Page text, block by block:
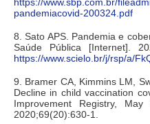
pandemiacovid-200324.pdf
8. Sato APS. Pandemia e
Saúde Pública [Internet].
https://www.scielo.br/j/rsp/a/
9. Bramer CA, Kimmins LM,
Decline in child vaccination
Improvement Registry,
2020;69(20):630-1.